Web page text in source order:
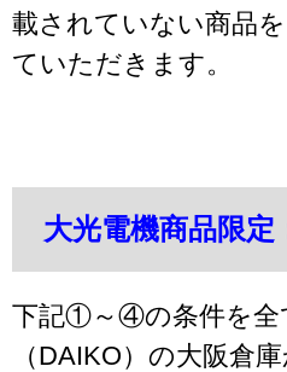
載されていない商品
ていただきます。
大光電機商品限定
下記①～④の条件を全
（DAIKO）の大阪倉